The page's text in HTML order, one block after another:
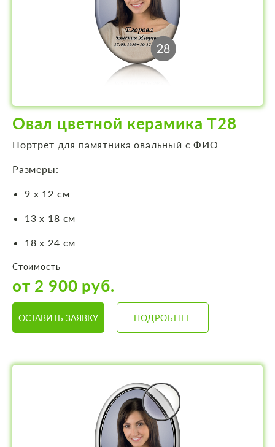
Овал цветной керамика Т28
Портрет для памятника овальный с ФИО
Размеры:
9 х 12 см
13 х 18 см
18 х 24 см
Стоимость
от 2 900 руб.
ОСТАВИТЬ ЗАЯВКУ ПОДРОБНЕЕ